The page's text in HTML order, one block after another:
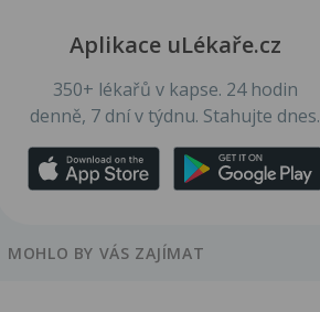
Aplikace uLékaře.cz
350+ lékařů v kapse. 24 hodin
denně, 7 dní v týdnu. Stahujte dnes.
MOHLO BY VÁS ZAJÍMAT